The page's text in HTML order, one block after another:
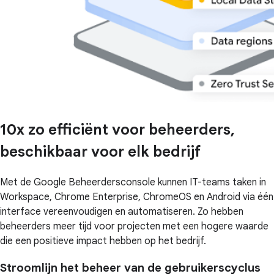
10x zo efficiënt voor beheerders,
beschikbaar voor elk bedrijf
Met de Google Beheerdersconsole kunnen IT-teams taken in
Workspace, Chrome Enterprise, ChromeOS en Android via één
interface vereenvoudigen en automatiseren. Zo hebben
beheerders meer tijd voor projecten met een hogere waarde
die een positieve impact hebben op het bedrijf.
Stroomlijn het beheer van de gebruikerscyclus